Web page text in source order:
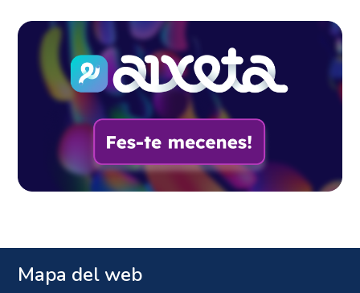
Mapa del web